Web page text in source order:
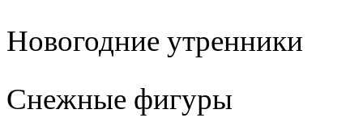
Новогодние утренники
Cнежные фигуры